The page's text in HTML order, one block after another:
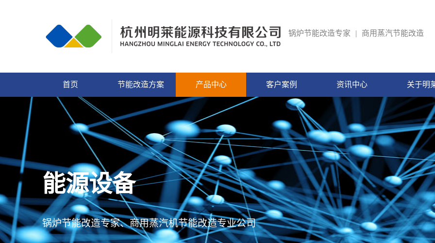
锅炉节能改造专家 | 商用蒸汽节能改造
首页 节能改造方案 产品中心 客户案例 资讯中心 关于明
能源设备
锅炉节能改造专家、商用蒸汽机节能改造专业公司